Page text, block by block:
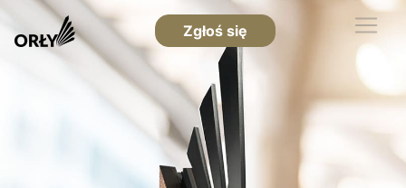
Zgłoś się